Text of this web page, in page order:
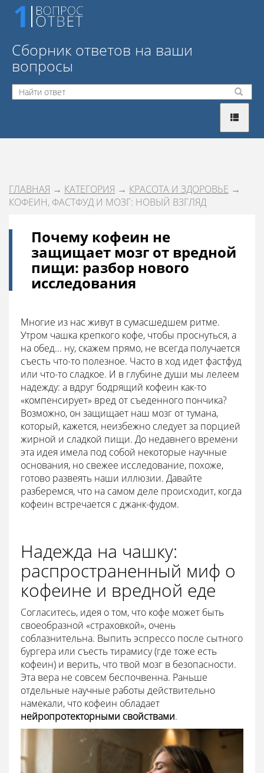
Сборник ответов на ваши
вопросы
ГЛАВНАЯ → КАТЕГОРИЯ → КРАСОТА И ЗДОРОВЬЕ →
КОФЕИН, ФАСТФУД И МОЗГ: НОВЫЙ ВЗГЛЯД
Почему кофеин не
защищает мозг от вредной
пищи: разбор нового
исследования
Многие из нас живут в сумасшедшем ритме.
Утром чашка крепкого кофе, чтобы проснуться, а
на обед... ну, скажем прямо, не всегда получается
съесть что-то полезное. Часто в ход идет фастфуд
или что-то сладкое. И в глубине души мы лелеем
надежду: а вдруг бодрящий кофеин как-то
«компенсирует» вред от съеденного пончика?
Возможно, он защищает наш мозг от тумана,
который, кажется, неизбежно следует за порцией
жирной и сладкой пищи. До недавнего времени
эта идея имела под собой некоторые научные
основания, но свежее исследование, похоже,
готово развеять наши иллюзии. Давайте
разберемся, что на самом деле происходит, когда
кофеин встречается с джанк-фудом.
Надежда на чашку:
распространенный миф о
кофеине и вредной еде
Согласитесь, идея о том, что кофе может быть
своеобразной «страховкой», очень
соблазнительна. Выпить эспрессо после сытного
бургера или съесть тирамису (где тоже есть
кофеин) и верить, что твой мозг в безопасности.
Эта вера не совсем беспочвенна. Раньше
отдельные научные работы действительно
намекали, что кофеин обладает
нейропротекторными свойствами.